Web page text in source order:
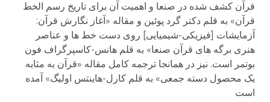
قرآن کشف شده در صنعا و اهمیت آن برای تاریخ رسم الخط
قرآن» به قلم دکتر گرد پوئین و مقاله «آغاز نگارش قرآن:
آزمایشات [فیزیکی-شیمیایی] روی دست خط ها و عناصر
هنری برگه های قرآن صنعا» به قلم هانس-کاسپرگراف فون
بوتمر است. نیز در همانجا ترجمه کامل مقاله «قرآن به مثابه
یک محصول دسته جمعی» به قلم کارل-هاینتس اولیگ» آمده
است